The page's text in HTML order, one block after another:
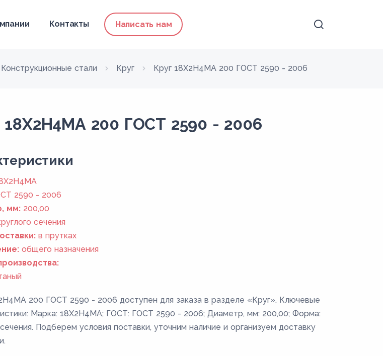
Контакты Написать нам
Конструкционные стали Круг Круг 18Х2Н4МА 200 ГОСТ 2590 - 2006
18Х2Н4МА 200 ГОСТ 2590 - 2006
2590 - 2006
мм: 200,00
сечения
в прутках
общего назначения
200 ГОСТ 2590 - 2006 доступен для заказа в разделе «Круг». Ключевые
Марка: 18Х2Н4МА; ГОСТ: ГОСТ 2590 - 2006; Диаметр, мм: 200,00; Форма:
сечения. Подберем условия поставки, уточним наличие и организуем доставку